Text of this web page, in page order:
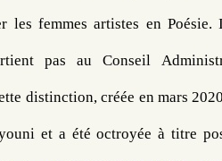
les femmes artistes en
pas au Conseil
distinction, créée en mars
et a été octroyée à titre